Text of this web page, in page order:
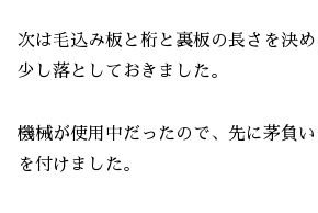
次は毛込み板と桁と裏板の長さを決
少し落としておきました。
機械が使用中だったので、先に茅負
を付けました。